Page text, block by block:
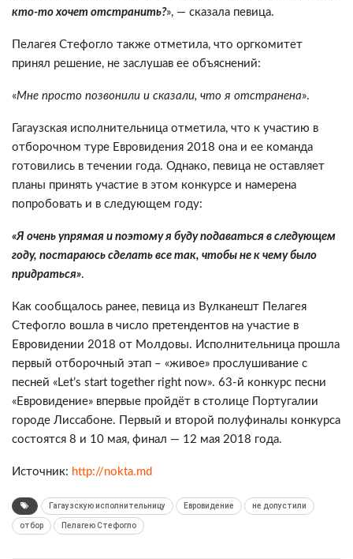
кто-то хочет отстранить?», — сказала певица.
Пелагея Стефогло также отметила, что оргкомитет
принял решение, не заслушав ее объяснений:
«Мне просто позвонили и сказали, что я отстранена».
Гагаузская исполнительница отметила, что к участию в
отборочном туре Евровидения 2018 она и ее команда
готовились в течении года. Однако, певица не оставляет
планы принять участие в этом конкурсе и намерена
попробовать и в следующем году:
«Я очень упрямая и поэтому я буду подаваться в следующем
году, постараюсь сделать все так, чтобы не к чему было
придраться».
Как сообщалось ранее, певица из Вулканешт Пелагея
Стефогло вошла в число претендентов на участие в
Евровидении 2018 от Молдовы. Исполнительница прошла
первый отборочный этап – «живое» прослушивание с
песней «Let’s start together right now». 63‑й конкурс песни
«Евровидение» впервые пройдёт в столице Португалии
городе Лиссабоне. Первый и второй полуфиналы конкурса
состоятся 8 и 10 мая, финал — 12 мая 2018 года.
Источник: http://nokta.md
Гагаузскую исполнительницу Евровидение не допустили
отбор Пелагею Стефогло